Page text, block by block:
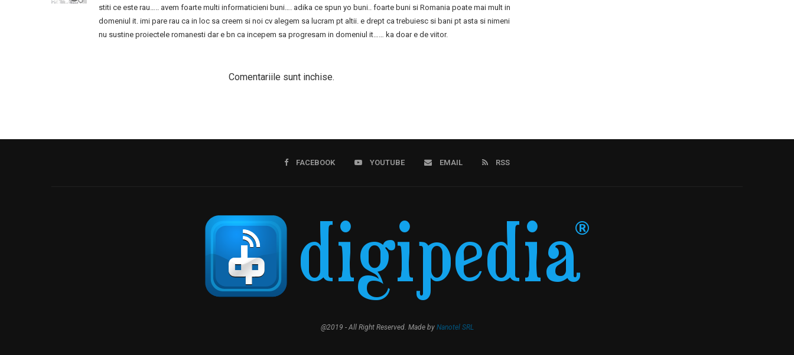
stiti ce este rau….. avem foarte multi informaticieni buni…. adika ce spun yo buni.. foarte buni si Romania poate mai mult in
domeniul it. imi pare rau ca in loc sa creem si noi cv alegem sa lucram pt altii. e drept ca trebuiesc si bani pt asta si nimeni
nu sustine proiectele romanesti dar e bn ca incepem sa progresam in domeniul it…… ka doar e de viitor.
Comentariile sunt inchise.
FACEBOOK YOUTUBE EMAIL RSS
@2019 - All Right Reserved. Made by Nanotel SRL